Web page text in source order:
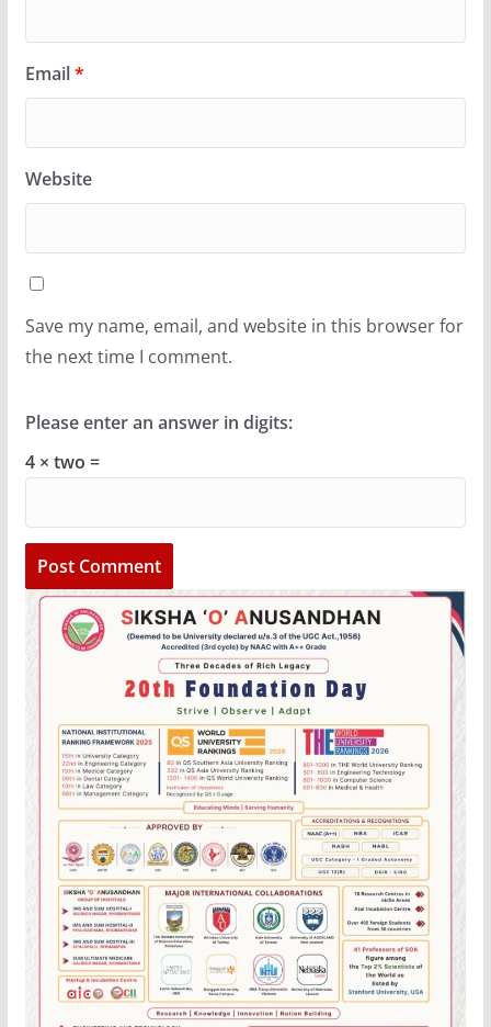
Email*
Website
Save my name, email, and website in this browser for
the next time I comment.
Please enter an answer in digits:
4 × two =